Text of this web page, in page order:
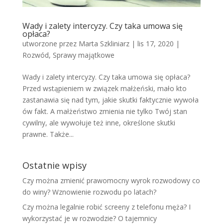
Wady i zalety intercyzy. Czy taka umowa się
opłaca?
utworzone przez Marta Szkliniarz| lis 17, 2020 |
Rozwód, Sprawy majątkowe
Wady i zalety intercyzy. Czy taka umowa się opłaca?
Przed wstąpieniem w związek małżeński, mało kto
zastanawia się nad tym, jakie skutki faktycznie wywoła
ów fakt. A małżeństwo zmienia nie tylko Twój stan
cywilny, ale wywołuje też inne, określone skutki
prawne. Także...
Ostatnie wpisy
Czy można zmienić prawomocny wyrok rozwodowy co
do winy? Wznowienie rozwodu po latach?
Czy można legalnie robić screeny z telefonu męża? I
wykorzystać je w rozwodzie? O tajemnicy